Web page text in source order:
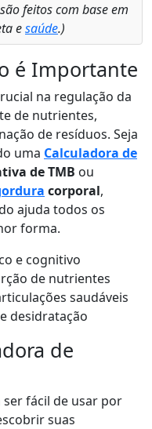
feitos com base em
esaúde.)
é Importante
na regulação da
de nutrientes,
de resíduos. Seja
uma Calculadora de
de TMB ou
corporal,
ajuda todos os
forma.
e cognitivo
de nutrientes
saudáveis
desidratação
de
fácil de usar por
suas